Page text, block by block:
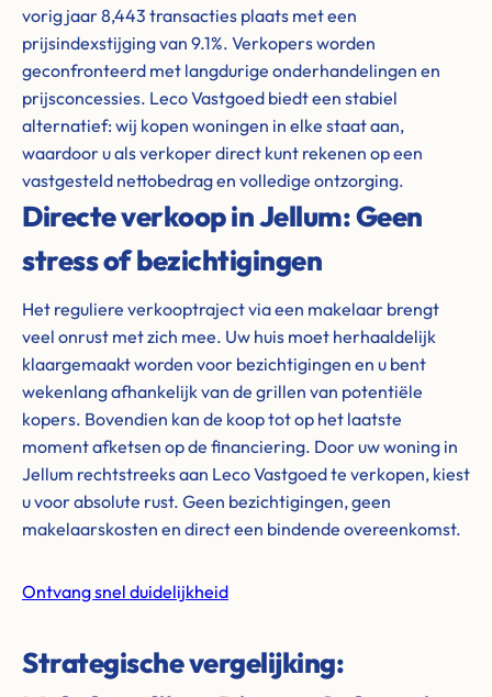
vorig jaar 8,443 transacties plaats met een
prijsindexstijging van 9.1%. Verkopers worden
geconfronteerd met langdurige onderhandelingen en
prijsconcessies. Leco Vastgoed biedt een stabiel
alternatief: wij kopen woningen in elke staat aan,
waardoor u als verkoper direct kunt rekenen op een
vastgesteld nettobedrag en volledige ontzorging.
Directe verkoop in Jellum: Geen
stress of bezichtigingen
Het reguliere verkooptraject via een makelaar brengt
veel onrust met zich mee. Uw huis moet herhaaldelijk
klaargemaakt worden voor bezichtigingen en u bent
wekenlang afhankelijk van de grillen van potentiële
kopers. Bovendien kan de koop tot op het laatste
moment afketsen op de financiering. Door uw woning in
Jellum rechtstreeks aan Leco Vastgoed te verkopen, kiest
u voor absolute rust. Geen bezichtigingen, geen
makelaarskosten en direct een bindende overeenkomst.
Ontvang snel duidelijkheid
Strategische vergelijking: